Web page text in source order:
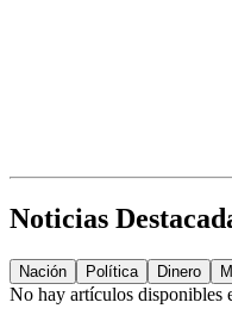
Noticias
Nación Política Dinero
No hay artículos disponibles